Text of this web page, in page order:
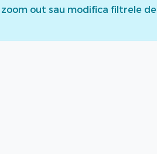
out sau modifica filtrele de